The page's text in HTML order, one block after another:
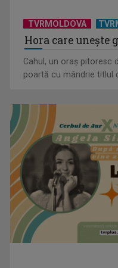
Protest de amploare al
Visul începe la „Vedeta
pentru sezonul 9
TVRMOLDOVA
Hora care unește
Cahul, un oraș pitoresc
poartă cu mândrie titlul